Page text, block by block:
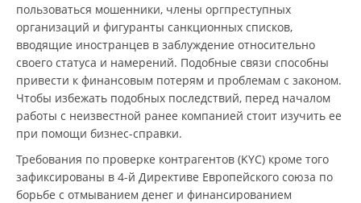
пользоваться мошенники, члены оргпреступных
организаций и фигуранты санкционных списков,
вводящие иностранцев в заблуждение относительно
своего статуса и намерений. Подобные связи способны
привести к финансовым потерям и проблемам с законом.
Чтобы избежать подобных последствий, перед началом
работы с неизвестной ранее компанией стоит изучить ее
при помощи бизнес-справки.
Требования по проверке контрагентов (KYC) кроме того
зафиксированы в 4-й Директиве Европейского союза по
борьбе с отмыванием денег и финансированием